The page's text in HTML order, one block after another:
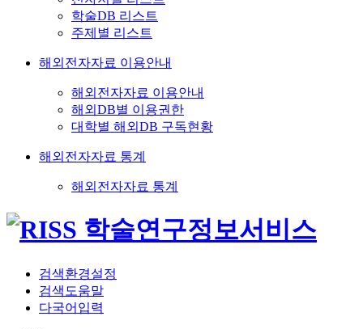
학술DB 리스트
주제별 리스트
해외전자자료 이용안내
해외전자자료 이용안내
해외DB별 이용권한
대학별 해외DB 구독현황
해외전자자료 통계
해외전자자료 통계
검색환경설정
검색도움말
다국어입력